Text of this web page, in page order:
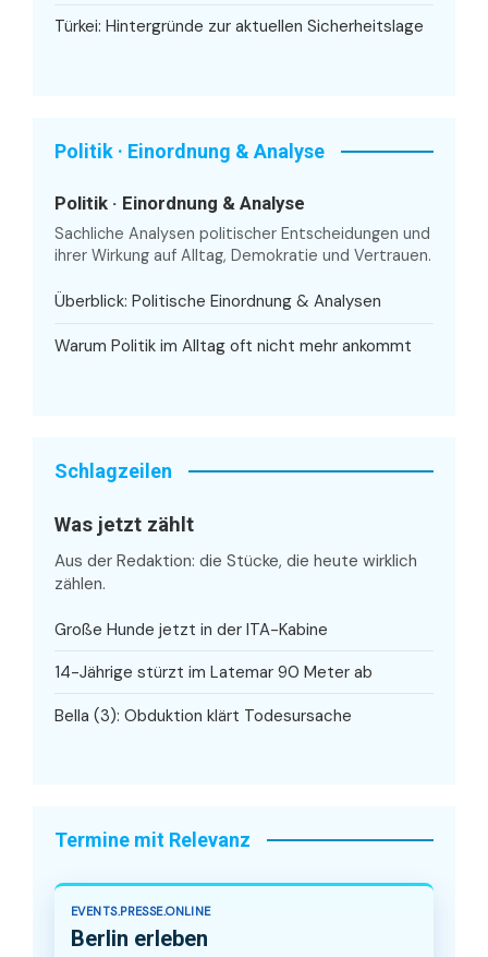
Türkei: Hintergründe zur aktuellen Sicherheitslage
Politik · Einordnung & Analyse
Politik · Einordnung & Analyse
Sachliche Analysen politischer Entscheidungen und
ihrer Wirkung auf Alltag, Demokratie und Vertrauen.
Überblick: Politische Einordnung & Analysen
Warum Politik im Alltag oft nicht mehr ankommt
Schlagzeilen
Was jetzt zählt
Aus der Redaktion: die Stücke, die heute wirklich
zählen.
Große Hunde jetzt in der ITA-Kabine
14-Jährige stürzt im Latemar 90 Meter ab
Bella (3): Obduktion klärt Todesursache
Termine mit Relevanz
EVENTS.PRESSE.ONLINE
Berlin erleben